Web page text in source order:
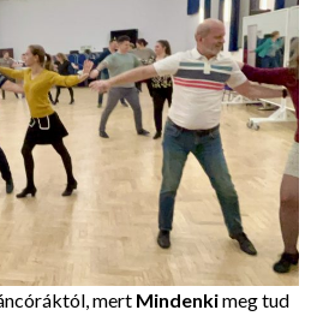
mert Mindenkimeg tud